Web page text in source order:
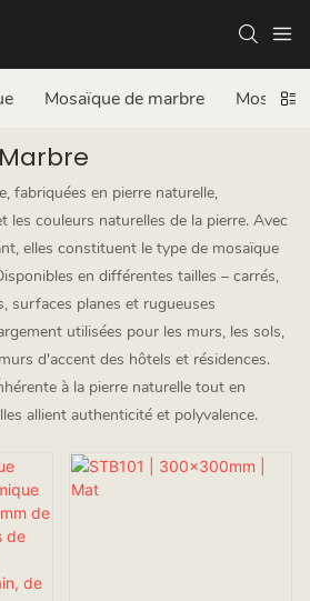
Mosaïque de marbre
fabriquées en pierre naturelle,
les couleurs naturelles de la pierre. Avec
elles constituent le type de mosaïque
en différentes tailles – carrés,
surfaces planes et rugueuses
utilisées pour les murs, les sols,
d'accent des hôtels et résidences.
à la pierre naturelle tout en
allient authenticité et polyvalence.